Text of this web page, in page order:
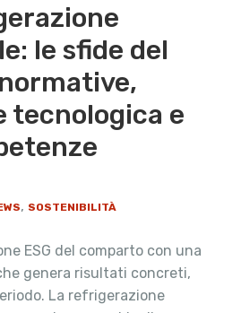
le sfide del
tecnologica e
, SOSTENIBILITÀ
ESG del comparto con una
genera risultati concreti,
La refrigerazione